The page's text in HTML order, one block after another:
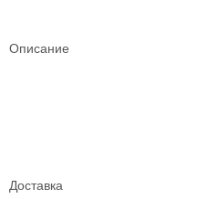
Описание
Доставка